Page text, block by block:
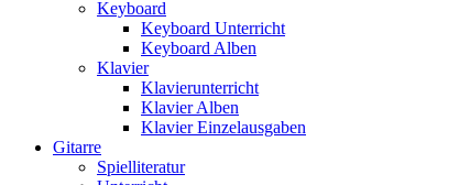
Keyboard
Keyboard Unterricht
Keyboard Alben
Klavier
Klavierunterricht
Klavier Alben
Klavier Einzelausgaben
Gitarre
Spielliteratur